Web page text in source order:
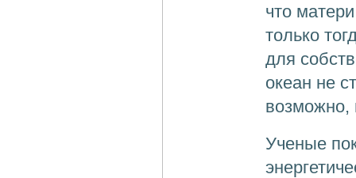
что
только
для
океан не
возможно,
Ученые